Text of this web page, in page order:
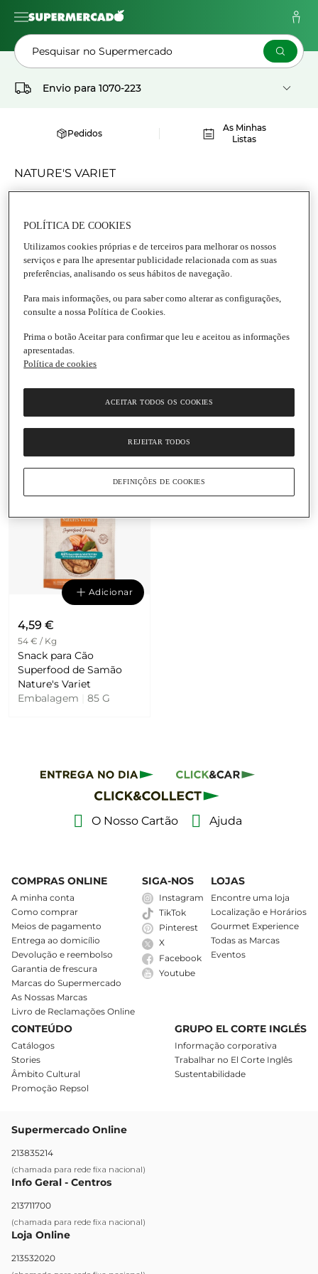
Pesquisar no Supermercado
Envio para 1070-223
Pedidos
As Minhas
Listas
NATURE'S VARIET
Snack para Cão
Superfood de Frango
Embalagem|85 G
54 € / Kg
Superfood de Peru
Nature's Variet
Embalagem|85 G
Adicionar
4,59 €
54 € / Kg
Snack para Cão
Superfood de Samão
Nature's Variet
Embalagem
85 G
O Nosso Cartão Ajuda
COMPRAS ONLINE
A minha conta
Como comprar
Meios de pagamento
Entrega ao domicílio
Devolução e reembolso
Garantia de frescura
Marcas do Supermercado
As Nossas Marcas
Livro de Reclamações Online
SIGA-NOS
Instagram
TikTok
Pinterest
X
Facebook
Youtube
LOJAS
Encontre uma loja
Localização e Horários
Gourmet Experience
Todas as Marcas
Eventos
CONTEÚDO
Catálogos
Stories
Âmbito Cultural
Promoção Repsol
GRUPO EL CORTE INGLÉS
Informação corporativa
Trabalhar no El Corte Inglês
Sustentabilidade
Supermercado Online
213835214
(chamada para rede fixa nacional)
Info Geral - Centros
213711700
(chamada para rede fixa nacional)
Loja Online
213532020
POLÍTICA DE COOKIES
Utilizamos cookies próprias e de terceiros para melhorar os nossos
serviços e para lhe apresentar publicidade relacionada com as suas
preferências, analisando os seus hábitos de navegação.
Para mais informações, ou para saber como alterar as configurações,
consulte a nossa Política de Cookies.
Prima o botão Aceitar para confirmar que leu e aceitou as informações
apresentadas.
Política de cookies
REJEITAR TODOS
ACEITAR TODOS OS COOKIES
DEFINIÇÕES DE COOKIES